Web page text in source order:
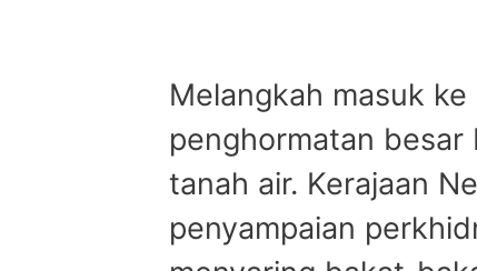
Melangkah masuk
penghormatan
tanah air. Kerajaan
penyampaian